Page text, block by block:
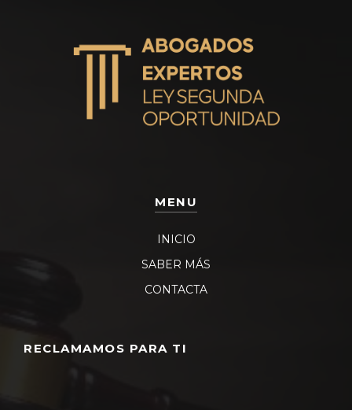
MENU
INICIO
SABER MÁS
CONTACTA
RECLAMAMOS PARA TI